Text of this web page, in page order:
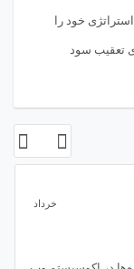
خود را
تعقیب سود
معامله‌گر اختصاصی